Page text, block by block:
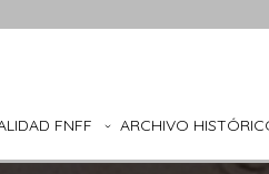
FNFF ARCHIVO